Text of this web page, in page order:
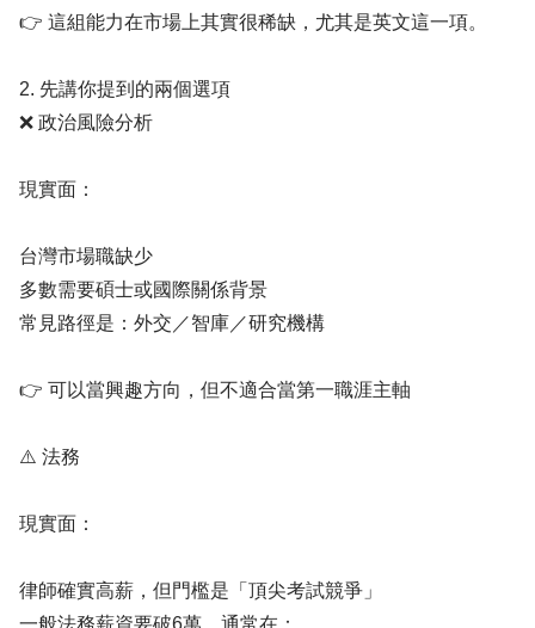
👉 這組能力在市場上其實很稀缺，尤其是英文這一項。
2. 先講你提到的兩個選項
❌ 政治風險分析
現實面：
台灣市場職缺少
多數需要碩士或國際關係背景
常見路徑是：外交／智庫／研究機構
👉 可以當興趣方向，但不適合當第一職涯主軸
⚠️ 法務
現實面：
律師確實高薪，但門檻是「頂尖考試競爭」
一般法務薪資要破6萬，通常在：